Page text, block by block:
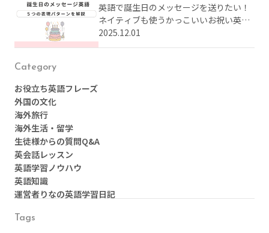
英語で誕生日のメッセージを送りたい！
ネイティブも使うかっこいいお祝い英語
をまとめてご紹介
2025.12.01
Category
お役立ち英語フレーズ
外国の文化
海外旅行
海外生活・留学
生徒様からの質問Q&A
英会話レッスン
英語学習ノウハウ
英語知識
運営者りなの英語学習日記
Tags